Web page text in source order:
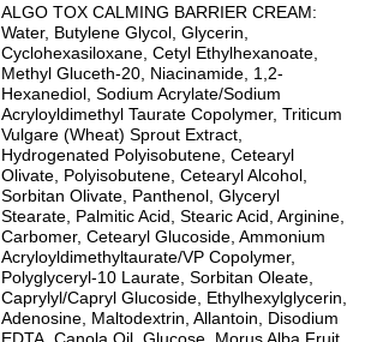
ALGO TOX CALMING BARRIER CREAM:
Water, Butylene Glycol, Glycerin,
Cyclohexasiloxane, Cetyl Ethylhexanoate,
Methyl Gluceth-20, Niacinamide, 1,2-
Hexanediol, Sodium Acrylate/Sodium
Acryloyldimethyl Taurate Copolymer, Triticum
Vulgare (Wheat) Sprout Extract,
Hydrogenated Polyisobutene, Cetearyl
Olivate, Polyisobutene, Cetearyl Alcohol,
Sorbitan Olivate, Panthenol, Glyceryl
Stearate, Palmitic Acid, Stearic Acid, Arginine,
Carbomer, Cetearyl Glucoside, Ammonium
Acryloyldimethyltaurate/VP Copolymer,
Polyglyceryl-10 Laurate, Sorbitan Oleate,
Caprylyl/Capryl Glucoside, Ethylhexylglycerin,
Adenosine, Maltodextrin, Allantoin, Disodium
EDTA, Canola Oil, Glucose, Morus Alba Fruit